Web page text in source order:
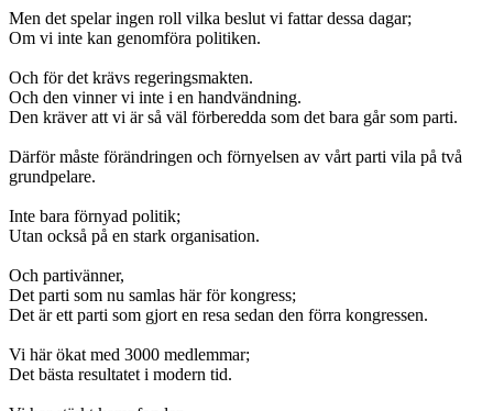
Men det spelar ingen roll vilka beslut vi fattar dessa dagar;
Om vi inte kan genomföra politiken.
Och för det krävs regeringsmakten.
Och den vinner vi inte i en handvändning.
Den kräver att vi är så väl förberedda som det bara går som parti.
Därför måste förändringen och förnyelsen av vårt parti vila på två
grundpelare.
Inte bara förnyad politik;
Utan också på en stark organisation.
Och partivänner,
Det parti som nu samlas här för kongress;
Det är ett parti som gjort en resa sedan den förra kongressen.
Vi här ökat med 3000 medlemmar;
Det bästa resultatet i modern tid.